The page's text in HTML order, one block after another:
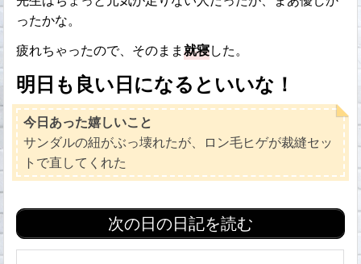
ったかな。
疲れちゃったので、そのまま就寝した。
明日も良い日になるといいな！
今日あった嬉しいこと
サンダルの紐がぶっ壊れたが、ロン毛ヒゲが裁縫セッ
トで直してくれた
次の日の日記を読む